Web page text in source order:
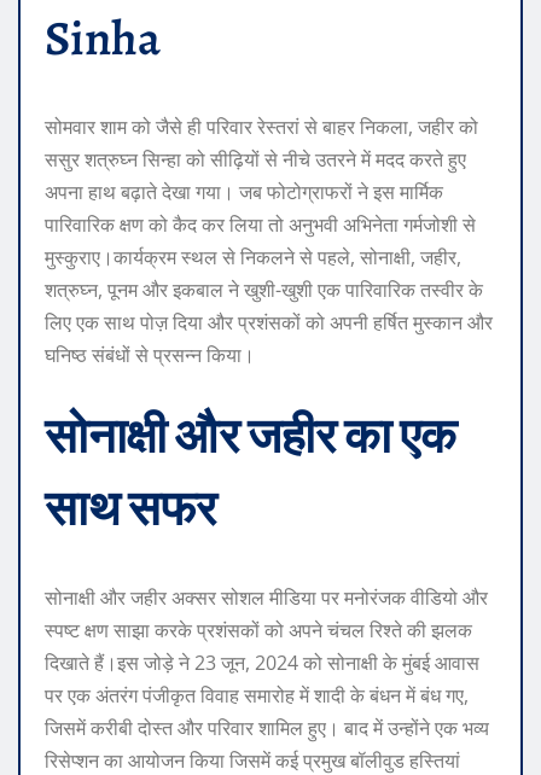
Sinha
सोमवार शाम को जैसे ही परिवार रेस्तरां से बाहर निकला, जहीर को
ससुर शत्रुघ्न सिन्हा को सीढ़ियों से नीचे उतरने में मदद करते हुए
अपना हाथ बढ़ाते देखा गया। जब फोटोग्राफरों ने इस मार्मिक
पारिवारिक क्षण को कैद कर लिया तो अनुभवी अभिनेता गर्मजोशी से
मुस्कुराए।कार्यक्रम स्थल से निकलने से पहले, सोनाक्षी, जहीर,
शत्रुघ्न, पूनम और इकबाल ने खुशी-खुशी एक पारिवारिक तस्वीर के
लिए एक साथ पोज़ दिया और प्रशंसकों को अपनी हर्षित मुस्कान और
घनिष्ठ संबंधों से प्रसन्न किया।
सोनाक्षी और जहीर का एक
साथ सफर
सोनाक्षी और जहीर अक्सर सोशल मीडिया पर मनोरंजक वीडियो और
स्पष्ट क्षण साझा करके प्रशंसकों को अपने चंचल रिश्ते की झलक
दिखाते हैं।इस जोड़े ने 23 जून, 2024 को सोनाक्षी के मुंबई आवास
पर एक अंतरंग पंजीकृत विवाह समारोह में शादी के बंधन में बंध गए,
जिसमें करीबी दोस्त और परिवार शामिल हुए। बाद में उन्होंने एक भव्य
रिसेप्शन का आयोजन किया जिसमें कई प्रमुख बॉलीवुड हस्तियां